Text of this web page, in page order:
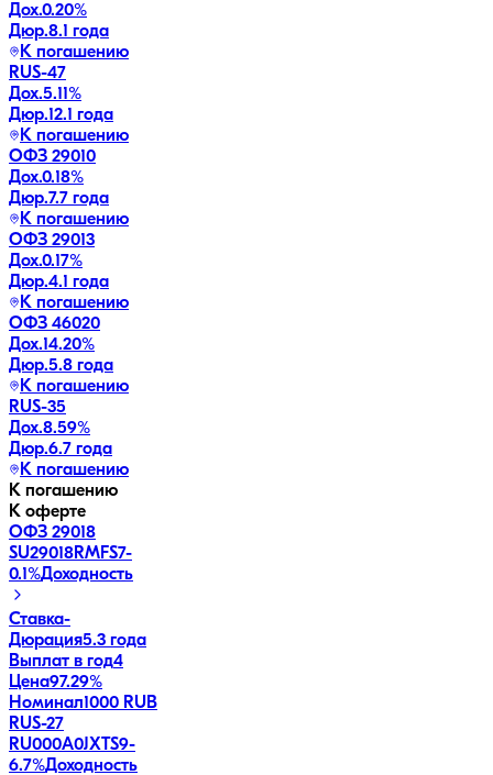
Дох.0.20%
Дюр.8.1 года
К погашению
RUS-47
Дох.5.11%
Дюр.12.1 года
К погашению
ОФЗ 29010
Дох.0.18%
Дюр.7.7 года
К погашению
ОФЗ 29013
Дох.0.17%
Дюр.4.1 года
К погашению
ОФЗ 46020
Дох.14.20%
Дюр.5.8 года
К погашению
RUS-35
Дох.8.59%
Дюр.6.7 года
К погашению
К погашению
К оферте
ОФЗ 29018
SU29018RMFS7-
0.1%Доходность
Ставка-
Дюрация5.3 года
Выплат в год4
Цена97.29%
Номинал1000 RUB
RUS-27
RU000A0JXTS9-
6.7%Доходность